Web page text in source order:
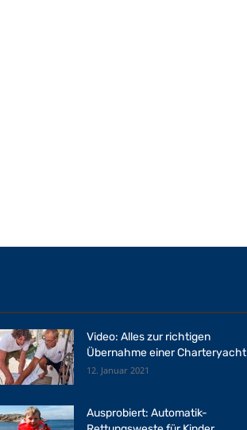
Video: Alles zur richtigen
Übernahme einer Charteryacht
12. Januar 2021
Ausprobiert: Automatik-